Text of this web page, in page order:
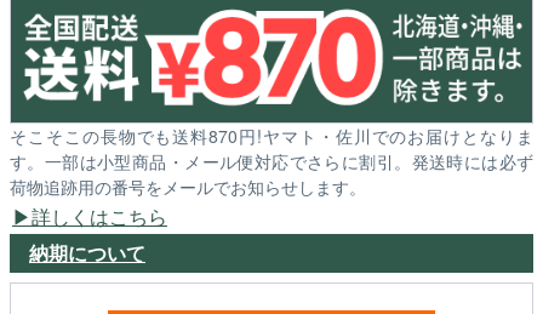
そこそこの長物でも送料870円!ヤマト・佐川でのお届けとなりま
す。一部は小型商品・メール便対応でさらに割引。発送時には必ず
荷物追跡用の番号をメールでお知らせします。
詳しくはこちら
納期について